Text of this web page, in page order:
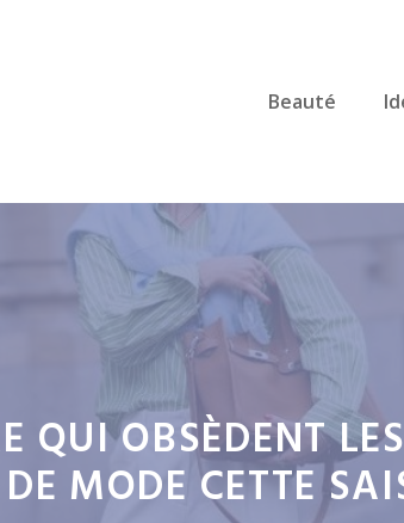
Beauté
QUI OBSÈDENT
DE MODE CETTE